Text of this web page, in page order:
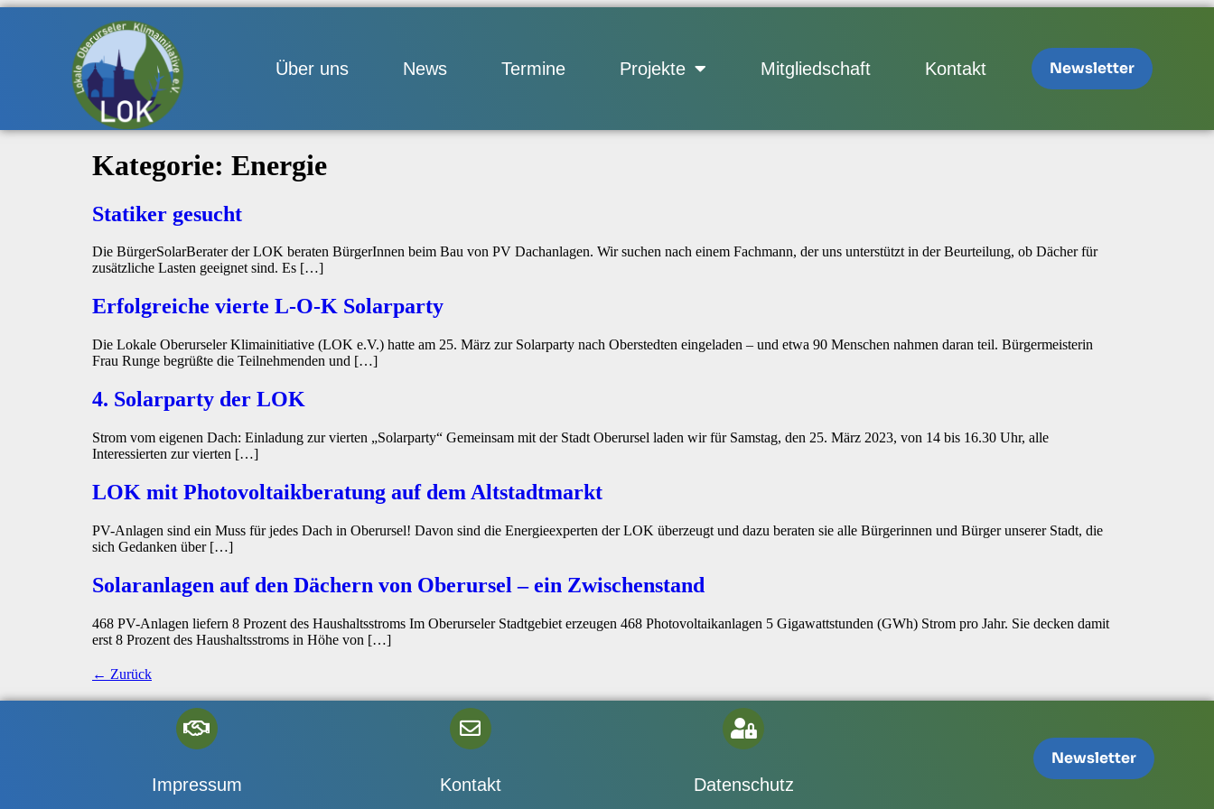
Über uns News Termine Projekte Mitgliedschaft Kontakt Newsletter
Kategorie: Energie
Statiker gesucht
Die BürgerSolarBerater der LOK beraten BürgerInnen beim Bau von PV Dachanlagen. Wir suchen nach einem Fachmann, der uns unterstützt in der Beurteilung, ob Dächer für
zusätzliche Lasten geeignet sind. Es […]
Erfolgreiche vierte L-O-K Solarparty
Die Lokale Oberurseler Klimainitiative (LOK e.V.) hatte am 25. März zur Solarparty nach Oberstedten eingeladen – und etwa 90 Menschen nahmen daran teil. Bürgermeisterin
Frau Runge begrüßte die Teilnehmenden und […]
4. Solarparty der LOK
Strom vom eigenen Dach: Einladung zur vierten „Solarparty“ Gemeinsam mit der Stadt Oberursel laden wir für Samstag, den 25. März 2023, von 14 bis 16.30 Uhr, alle
Interessierten zur vierten […]
LOK mit Photovoltaikberatung auf dem Altstadtmarkt
PV-Anlagen sind ein Muss für jedes Dach in Oberursel! Davon sind die Energieexperten der LOK überzeugt und dazu beraten sie alle Bürgerinnen und Bürger unserer Stadt, die
sich Gedanken über […]
Solaranlagen auf den Dächern von Oberursel – ein Zwischenstand
468 PV-Anlagen liefern 8 Prozent des Haushaltsstroms Im Oberurseler Stadtgebiet erzeugen 468 Photovoltaikanlagen 5 Gigawattstunden (GWh) Strom pro Jahr. Sie decken damit
erst 8 Prozent des Haushaltsstroms in Höhe von […]
← Zurück
Impressum Kontakt Datenschutz
Newsletter